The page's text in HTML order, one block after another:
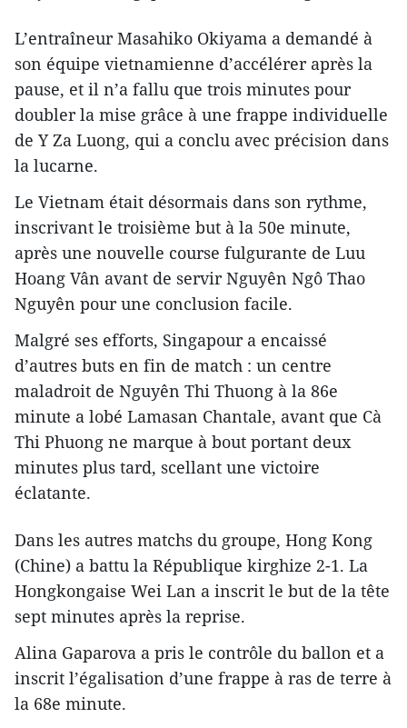
L’entraîneur Masahiko Okiyama a demandé à
son équipe vietnamienne d’accélérer après la
pause, et il n’a fallu que trois minutes pour
doubler la mise grâce à une frappe individuelle
de Y Za Luong, qui a conclu avec précision dans
la lucarne.
Le Vietnam était désormais dans son rythme,
inscrivant le troisième but à la 50e minute,
après une nouvelle course fulgurante de Luu
Hoang Vân avant de servir Nguyên Ngô Thao
Nguyên pour une conclusion facile.
Malgré ses efforts, Singapour a encaissé
d’autres buts en fin de match : un centre
maladroit de Nguyên Thi Thuong à la 86e
minute a lobé Lamasan Chantale, avant que Cà
Thi Phuong ne marque à bout portant deux
minutes plus tard, scellant une victoire
éclatante.
Dans les autres matchs du groupe, Hong Kong
(Chine) a battu la République kirghize 2-1. La
Hongkongaise Wei Lan a inscrit le but de la tête
sept minutes après la reprise.
Alina Gaparova a pris le contrôle du ballon et a
inscrit l’égalisation d’une frappe à ras de terre à
la 68e minute.